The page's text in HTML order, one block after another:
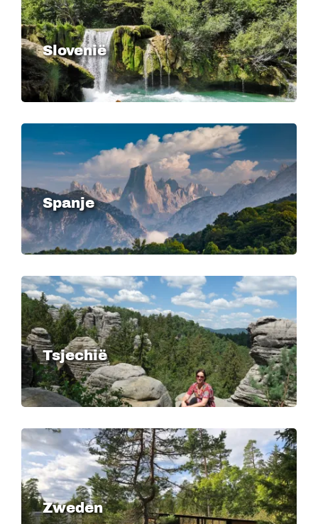
Slovenië
Image
Spanje
Image
Tsjechië
Image
Zweden